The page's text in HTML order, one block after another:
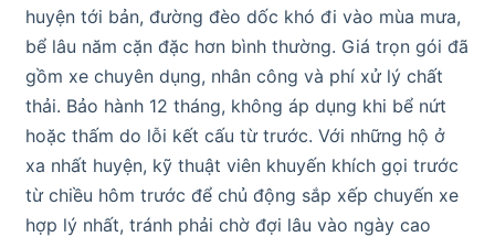
huyện tới bản, đường đèo dốc khó đi vào mùa mưa,
bể lâu năm cặn đặc hơn bình thường. Giá trọn gói đã
gồm xe chuyên dụng, nhân công và phí xử lý chất
thải. Bảo hành 12 tháng, không áp dụng khi bể nứt
hoặc thấm do lỗi kết cấu từ trước. Với những hộ ở
xa nhất huyện, kỹ thuật viên khuyến khích gọi trước
từ chiều hôm trước để chủ động sắp xếp chuyến xe
hợp lý nhất, tránh phải chờ đợi lâu vào ngày cao